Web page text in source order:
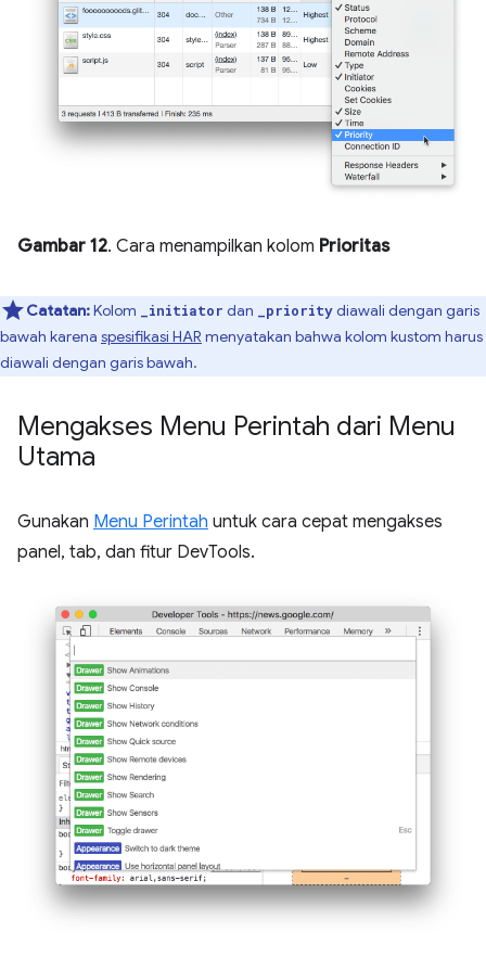
Gambar 12. Cara menampilkan kolom Prioritas
Catatan:Kolom _initiator dan _prioritydiawali dengan garis
bawah karena spesifikasi HAR menyatakan bahwa kolom kustom harus
diawali dengan garis bawah.
Mengakses Menu Perintah dari Menu
Utama
Gunakan Menu Perintah untuk cara cepat mengakses
panel, tab, dan fitur DevTools.